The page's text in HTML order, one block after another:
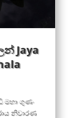
Jaya
මහා ගුණං
නිවාරණ